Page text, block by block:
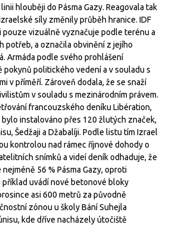
hlouběji do Pásma Gazy. Reagovala tak
síly změnily průběh hranice. IDF
pouze vizuálně vyznačuje podle terénu a
potřeb, a označila obvinění z jejího
Armáda podle svého prohlášení
pokynů politického vedení a v souladu s
v příměří. Zároveň dodala, že se snaží
v souladu s mezinárodním právem.
francouzského deníku Libération,
bylo instalováno přes 120 žlutých značek,
Šedžaji a Džabalíji. Podle listu tím Izrael
kontrolou nad rámec říjnové dohody o
snímků a videí deník odhaduje, že
56 % Pásma Gazy, oproti
příklad uvádí nové betonové bloky
asi 600 metrů za původně
zónou u školy Bání Suhejla
kde dříve nacházely útočiště